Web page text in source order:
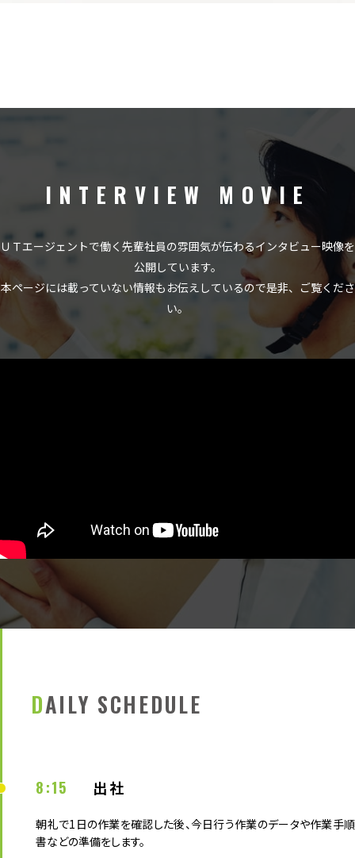
INTERVIEW MOVIE
ＵＴエージェントで働く先輩社員の雰囲気が伝わるインタビュー映像を
公開しています。
本ページには載っていない情報もお伝えしているので是非、ご覧くださ
い。
DAILY SCHEDULE
8:15 出社
朝礼で1日の作業を確認した後、今日行う作業のデータや作業手順
書などの準備をします。